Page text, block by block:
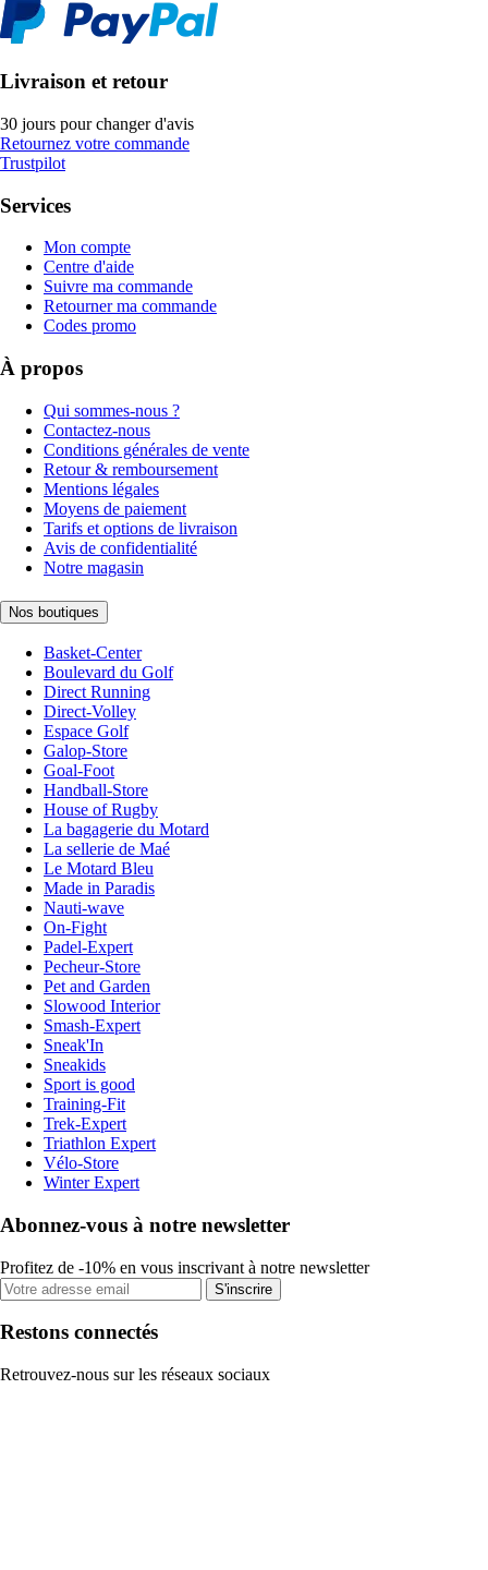
Livraison et retour
30 jours pour changer d'avis
Retournez votre commande
Trustpilot
Services
Mon compte
Centre d'aide
Suivre ma commande
Retourner ma commande
Codes promo
À propos
Qui sommes-nous ?
Contactez-nous
Conditions générales de vente
Retour & remboursement
Mentions légales
Moyens de paiement
Tarifs et options de livraison
Avis de confidentialité
Notre magasin
Nos boutiques
Basket-Center
Boulevard du Golf
Direct Running
Direct-Volley
Espace Golf
Galop-Store
Goal-Foot
Handball-Store
House of Rugby
La bagagerie du Motard
La sellerie de Maé
Le Motard Bleu
Made in Paradis
Nauti-wave
On-Fight
Padel-Expert
Pecheur-Store
Pet and Garden
Slowood Interior
Smash-Expert
Sneak'In
Sneakids
Sport is good
Training-Fit
Trek-Expert
Triathlon Expert
Vélo-Store
Winter Expert
Abonnez-vous à notre newsletter
Profitez de -10% en vous inscrivant à notre newsletter
S'inscrire
Restons connectés
Retrouvez-nous sur les réseaux sociaux